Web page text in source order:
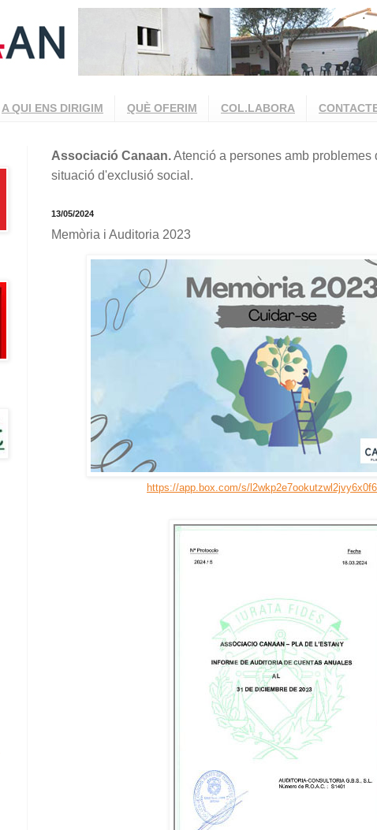
A QUI ENS DIRIGIM QUÈ OFERIM COL.LABORA
Associació Canaan.Atenció a persones amb problemes
situació d'exclusió social.
13/05/2024
Memòria i Auditoria 2023
https://app.box.com/s/